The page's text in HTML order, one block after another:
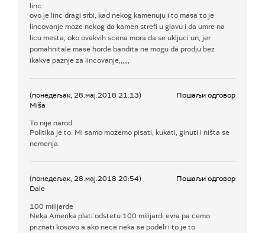
linc
ovo je linc dragi srbi, kad nekog kamenuju i to masa to je
lincovanje moze nekog da kamen strefi u glavu i da umre na
licu mesta, oko ovakvih scena mora da se ukljuci un, jer
pomahnitale mase horde bandita ne mogu da prodju bez
ikakve paznje za lincovanje,,,,,,
(понедељак, 28.мај.2018 21:13)
Miša
Пошаљи одговор
To nije narod
Politika je to. Mi samo mozemo pisati, kukati, ginuti i ništa se
nemenja.
(понедељак, 28.мај.2018 20:54)
Dale
Пошаљи одговор
100 milijarde
Neka Amerika plati odstetu 100 milijardi evra pa cemo
priznati kosovo a ako nece neka se podeli i to je to